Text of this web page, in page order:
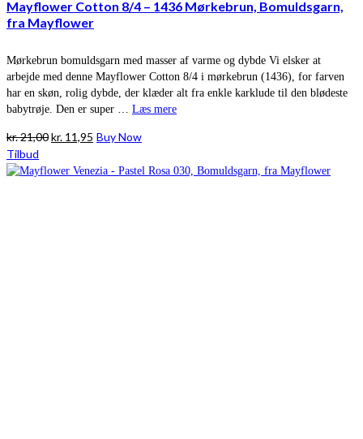
Mayflower Cotton 8/4 – 1436 Mørkebrun, Bomuldsgarn,
fra Mayflower
Mørkebrun bomuldsgarn med masser af varme og dybde Vi elsker at
arbejde med denne Mayflower Cotton 8/4 i mørkebrun (1436), for farven
har en skøn, rolig dybde, der klæder alt fra enkle karklude til den blødeste
babytrøje. Den er super … Læs mere
kr.21,00Den
pris
kr. 11,95 Den
pris
Buy Now
Tilbud